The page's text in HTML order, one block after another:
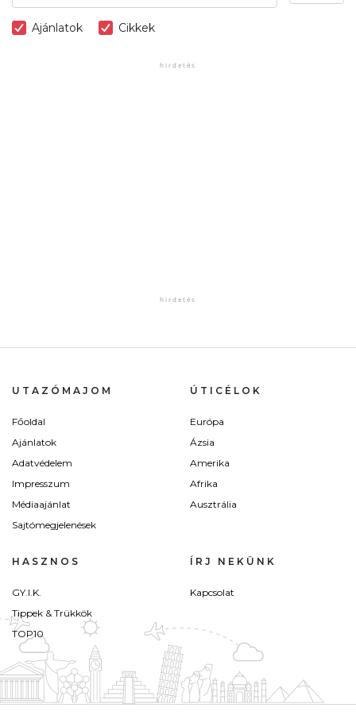
Ajánlatok Cikkek
UTAZÓMAJOM
Főoldal
Ajánlatok
Adatvédelem
Impresszum
Médiaajánlat
Sajtómegjelenések
ÚTICÉLOK
Európa
Ázsia
Amerika
Afrika
Ausztrália
HASZNOS
GY.I.K.
Tippek & Trükkök
TOP10
ÍRJ NEKÜNK
Kapcsolat